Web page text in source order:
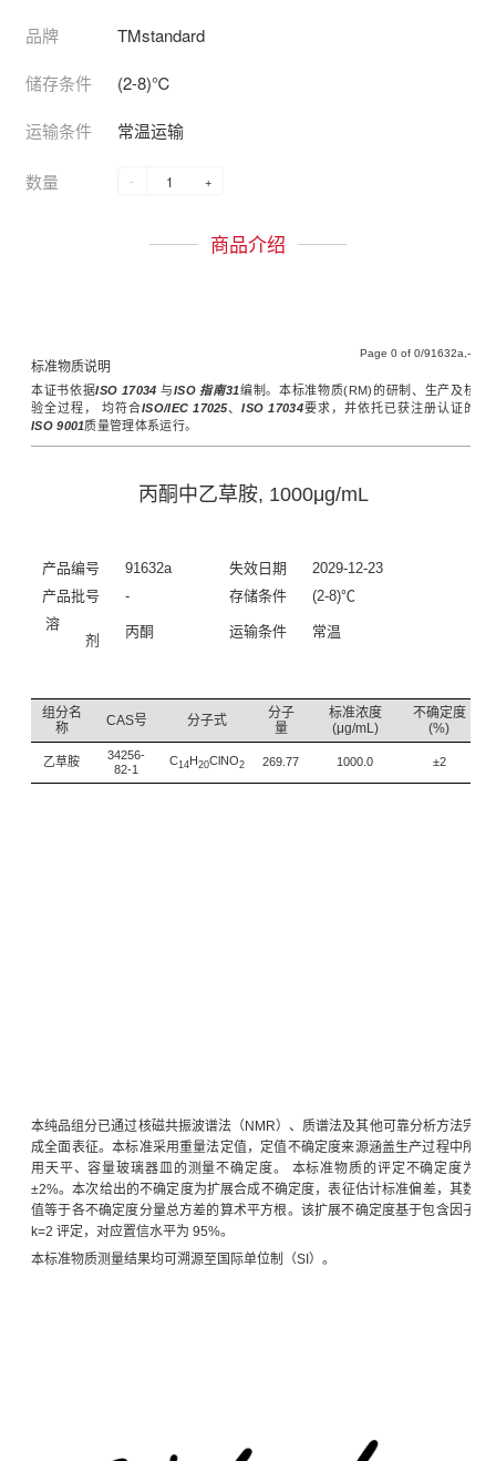
品牌 TMstandard
储存条件 (2-8)℃
运输条件 常温运输
数量 - +
商品介绍
Page of /91632a,-
标准物质说明
本证书依据ISO 17034 与ISO 指南31编制。本标准物质(RM)的研制、生产及核
验全过程， 均符合ISO/IEC 17025、ISO 17034要求，并依托已获注册认证的
ISO 9001质量管理体系运行。
丙酮中乙草胺, 1000μg/mL
产品编号 91632a 失效日期
2029-12-23
产品批号
- 存储条件
(2-8)℃
溶
剂
丙酮 运输条件 常温
组分名
称
CAS号 分子式
分子
量
标准浓度
(μg/mL)
不确定度
(%)
乙草胺
34256-
82-1
C14H20ClNO2 269.77 1000.0 ±2
本纯品组分已通过核磁共振波谱法（NMR）、质谱法及其他可靠分析方法完
成全面表征。本标准采用重量法定值，定值不确定度来源涵盖生产过程中所
用天平、容量玻璃器皿的测量不确定度。 本标准物质的评定不确定度为
±2%。本次给出的不确定度为扩展合成不确定度，表征估计标准偏差，其数
值等于各不确定度分量总方差的算术平方根。该扩展不确定度基于包含因子
k=2 评定，对应置信水平为 95%。
本标准物质测量结果均可溯源至国际单位制（SI）。